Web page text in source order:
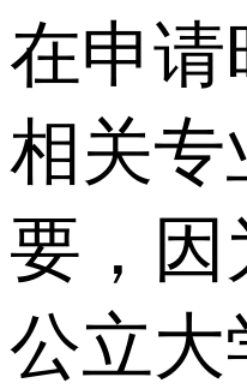
在申请
相关专
要，因
公立大